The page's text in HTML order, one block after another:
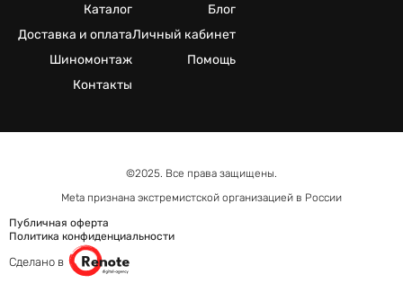
Каталог
Доставка и оплата
Шиномонтаж
Контакты
Блог
Личный кабинет
Помощь
©2025. Все права защищены.
Meta признана экстремистcкой организацией в России
Публичная оферта
Политика конфиденциальности
Сделано в